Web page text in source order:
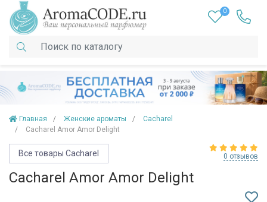
0
Главная Женские ароматы
Cacharel
Cacharel Amor Amor Delight
Все товары Cacharel 0 отзывов
Cacharel Amor Amor Delight